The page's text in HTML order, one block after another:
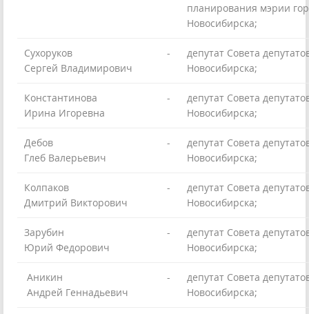
планирования мэрии
Новосибирска;
Сухоруков
Сергей Владимирович
-
депутат Совета
Новосибирска;
Константинова
Ирина Игоревна
-
депутат Совета
Новосибирска;
Дебов
Глеб Валерьевич
-
депутат Совета
Новосибирска;
Колпаков
Дмитрий Викторович
-
депутат Совета
Новосибирска;
Зарубин
Юрий Федорович
-
депутат Совета
Новосибирска;
Аникин
Андрей Геннадьевич
-
депутат Совета
Новосибирска;